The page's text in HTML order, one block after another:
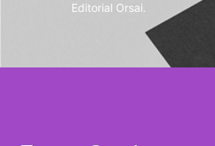
Editorial Orsai.